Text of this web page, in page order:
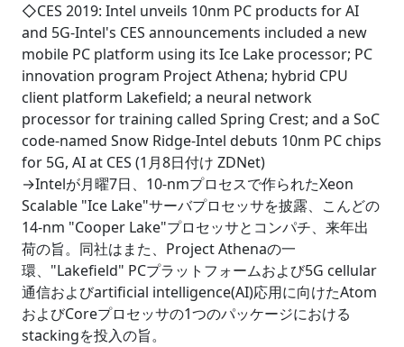
◇CES 2019: Intel unveils 10nm PC products for AI
and 5G-Intel's CES announcements included a new
mobile PC platform using its Ice Lake processor; PC
innovation program Project Athena; hybrid CPU
client platform Lakefield; a neural network
processor for training called Spring Crest; and a SoC
code-named Snow Ridge-Intel debuts 10nm PC chips
for 5G, AI at CES (1月8日付け ZDNet)
→Intelが月曜7日、10-nmプロセスで作られたXeon
Scalable "Ice Lake"サーバプロセッサを披露、こんどの
14-nm "Cooper Lake"プロセッサとコンパチ、来年出
荷の旨。同社はまた、Project Athenaの一
環、"Lakefield" PCプラットフォームおよび5G cellular
通信およびartificial intelligence(AI)応用に向けたAtom
およびCoreプロセッサの1つのパッケージにおける
stackingを投入の旨。